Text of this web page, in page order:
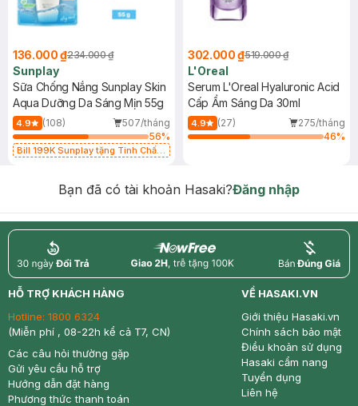
136.000 ₫234.000 ₫
Sunplay
Sữa Chống Nắng Sunplay Skin
Aqua Dưỡng Da Sáng Mịn 55g
4.9 (108)
507/tháng
56%
Bill 199K Sunplay tặng Tinh Chất
302.000 ₫519.000 ₫
L'Oreal
Serum L'Oreal Hyaluronic Acid
Cấp Ẩm Sáng Da 30ml
4.9 (27)
275/tháng
46%
Bạn đã có tài khoản Hasaki?Đăng nhập
return nowfree price
HỖ TRỢ KHÁCH HÀNG
Hotline: 1800 6324
(Miễn phí , 08-22h kể cả T7, CN)
Các câu hỏi thường gặp
Gửi yêu cầu hỗ trợ
Hướng dẫn đặt hàng
Phương thức thanh toán
VỀ HASAKI.VN
Giới thiệu Hasaki.vn
Chính sách bảo mật
Điều khoản sử dụng
Hasaki cẩm nang
Tuyển dụng
Liên hệ